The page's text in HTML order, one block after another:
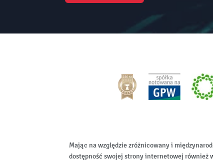
Mając na względzie zróżnicowany i
dostępność swojej strony internetowej